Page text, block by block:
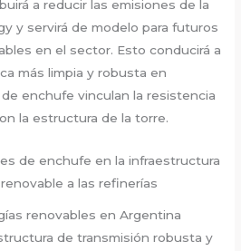
a reducir las emisiones de la
y servirá de modelo para futuros
en el sector. Esto conducirá a
más limpia y robusta en
enchufe vinculan la resistencia
la estructura de la torre.
de enchufe en la infraestructura
a las refinerías
renovables en Argentina
de transmisión robusta y